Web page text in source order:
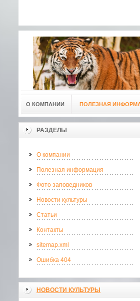
О КОМПАНИИ ПОЛЕЗНАЯ
РАЗДЕЛЫ
О компании
Полезная информация
Фото заповедников
Новости культуры
Статьи
Контакты
sitemap.xml
Ошибка 404
НОВОСТИ КУЛЬТУРЫ